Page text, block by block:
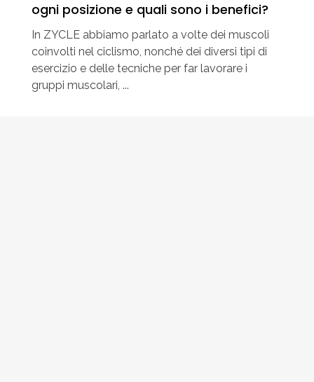
ogni posizione e quali sono i benefici?
In ZYCLE abbiamo parlato a volte dei muscoli
coinvolti nel ciclismo, nonché dei diversi tipi di
esercizio e delle tecniche per far lavorare i
gruppi muscolari, ...